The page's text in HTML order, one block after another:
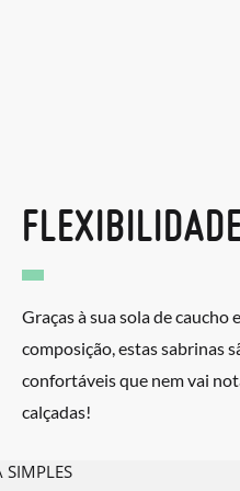
Graças à sua sola de caucho
composição, estas sabrinas
confortáveis que nem vai
calçadas!